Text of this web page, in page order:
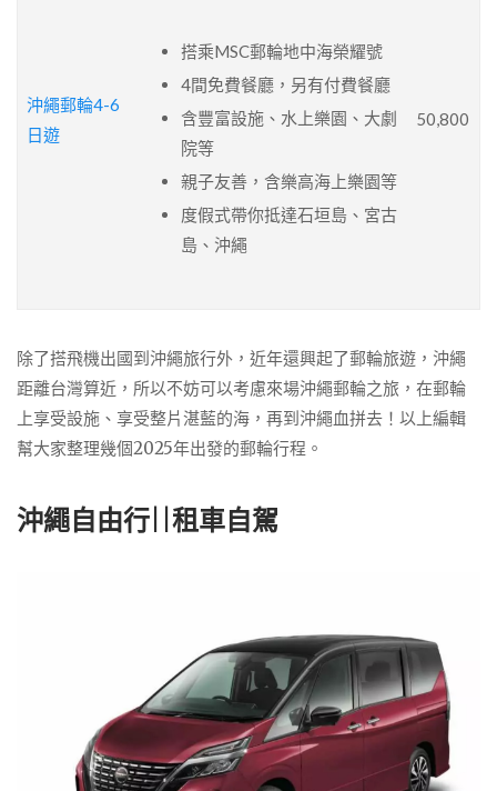
沖繩郵輪4-6
日遊
搭乘MSC郵輪地中海榮耀號
4間免費餐廳，另有付費餐廳
含豐富設施、水上樂園、大劇
院等
親子友善，含樂高海上樂園等
度假式帶你抵達石垣島、宮古
島、沖繩
50,800
除了搭飛機出國到沖繩旅行外，近年還興起了郵輪旅遊，沖繩
距離台灣算近，所以不妨可以考慮來場沖繩郵輪之旅，在郵輪
上享受設施、享受整片湛藍的海，再到沖繩血拼去！以上編輯
幫大家整理幾個2025年出發的郵輪行程。
沖繩自由行||租車自駕